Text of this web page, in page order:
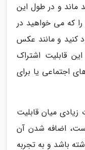
خواهند ماند و در طول این
که می خواهید در
کنید و مانند عکس
قابلیت اشتراک
اجتماعی یا برای
زیادی میان قابلیت
اضافه شدن آن
باشد و به تجربه